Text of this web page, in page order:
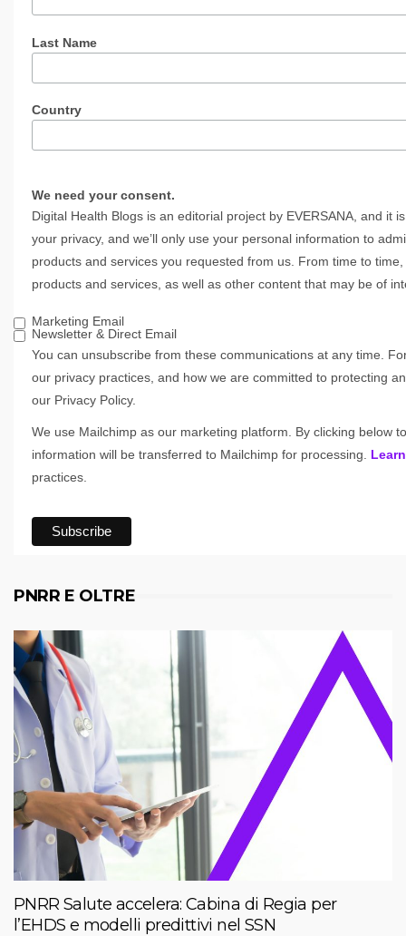
Last Name
Country
We need your consent.
Digital Health Blogs is an editorial project by EVERSANA, and it
your privacy, and we’ll only use your personal information to
products and services you requested from us. From time to
products and services, as well as other content that may be of
Marketing Email
Newsletter & Direct Email
You can unsubscribe from these communications at any time.
our privacy practices, and how we are committed to protecting
our Privacy Policy.
We use Mailchimp as our marketing platform. By clicking below
information will be transferred to Mailchimp for processing.
practices.
PNRR E OLTRE
PNRR Salute accelera: Cabina di Regia per
l’EHDS e modelli predittivi nel SSN